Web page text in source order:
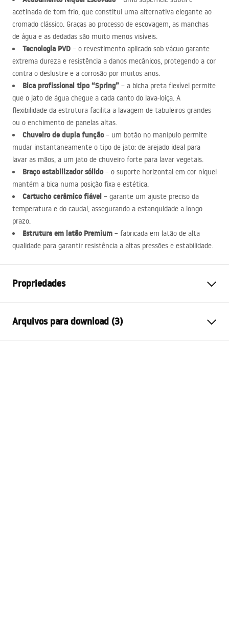
acetinada de tom frio, que constitui uma alternativa elegante ao
cromado clássico. Graças ao processo de escovagem, as manchas
de água e as dedadas são muito menos visíveis.
Tecnologia PVD – o revestimento aplicado sob vácuo garante
extrema dureza e resistência a danos mecânicos, protegendo a cor
contra o deslustre e a corrosão por muitos anos.
Bica profissional tipo “Spring” – a bicha preta flexível permite
que o jato de água chegue a cada canto do lava-loiça. A
flexibilidade da estrutura facilita a lavagem de tabuleiros grandes
ou o enchimento de panelas altas.
Chuveiro de dupla função– um botão no manípulo permite
mudar instantaneamente o tipo de jato: de arejado ideal para
lavar as mãos, a um jato de chuveiro forte para lavar vegetais.
Braço estabilizador sólido– o suporte horizontal em cor níquel
mantém a bica numa posição fixa e estética.
Cartucho cerâmico fiável – garante um ajuste preciso da
temperatura e do caudal, assegurando a estanquidade a longo
prazo.
Estrutura em latão Premium – fabricada em latão de alta
qualidade para garantir resistência a altas pressões e estabilidade.
Propriedades
Método de instalação
De bancada
Cor
Preto, Aço escovado
Arquivos para download (3)